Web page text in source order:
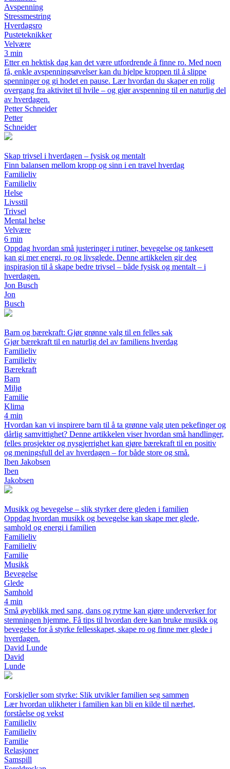
Avspenning
Stressmestring
Hverdagsro
Pusteteknikker
Velvære
3 min
Etter en hektisk dag kan det være utfordrende å finne ro. Med noen
få, enkle avspenningsøvelser kan du hjelpe kroppen til å slippe
spenninger og gi hodet en pause. Lær hvordan du skaper en rolig
overgang fra aktivitet til hvile – og gjør avspenning til en naturlig del
av hverdagen.
Petter Schneider
Petter
Schneider
Skap trivsel i hverdagen – fysisk og mentalt
Finn balansen mellom kropp og sinn i en travel hverdag
Familieliv
Familieliv
Helse
Livsstil
Trivsel
Mental helse
Velvære
6 min
Oppdag hvordan små justeringer i rutiner, bevegelse og tankesett
kan gi mer energi, ro og livsglede. Denne artikkelen gir deg
inspirasjon til å skape bedre trivsel – både fysisk og mentalt – i
hverdagen.
Jon Busch
Jon
Busch
Barn og bærekraft: Gjør grønne valg til en felles sak
Gjør bærekraft til en naturlig del av familiens hverdag
Familieliv
Familieliv
Bærekraft
Barn
Miljø
Familie
Klima
4 min
Hvordan kan vi inspirere barn til å ta grønne valg uten pekefinger og
dårlig samvittighet? Denne artikkelen viser hvordan små handlinger,
felles prosjekter og nysgjerrighet kan gjøre bærekraft til en positiv
og meningsfull del av hverdagen – for både store og små.
Iben Jakobsen
Iben
Jakobsen
Musikk og bevegelse – slik styrker dere gleden i familien
Oppdag hvordan musikk og bevegelse kan skape mer glede,
samhold og energi i familien
Familieliv
Familieliv
Familie
Musikk
Bevegelse
Glede
Samhold
4 min
Små øyeblikk med sang, dans og rytme kan gjøre underverker for
stemningen hjemme. Få tips til hvordan dere kan bruke musikk og
bevegelse for å styrke fellesskapet, skape ro og finne mer glede i
hverdagen.
David Lunde
David
Lunde
Forskjeller som styrke: Slik utvikler familien seg sammen
Lær hvordan ulikheter i familien kan bli en kilde til nærhet,
forståelse og vekst
Familieliv
Familieliv
Familie
Relasjoner
Samspill